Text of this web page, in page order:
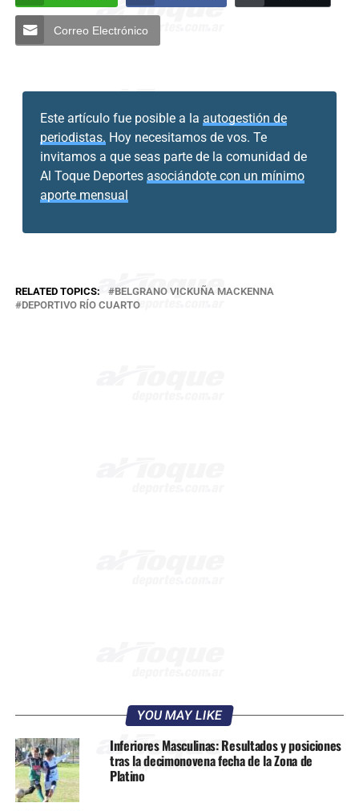
Correo Electrónico
Este artículo fue posible a la autogestión de
periodistas. Hoy necesitamos de vos. Te
invitamos a que seas parte de la comunidad de
Al Toque Deportes asociándote con un mínimo
aporte mensual
RELATED TOPICS:
BELGRANO VICKUÑA MACKENNA
DEPORTIVO RÍO CUARTO
YOU MAY LIKE
Inferiores Masculinas: Resultados y posiciones
tras la decimonovena fecha de la Zona de
Platino